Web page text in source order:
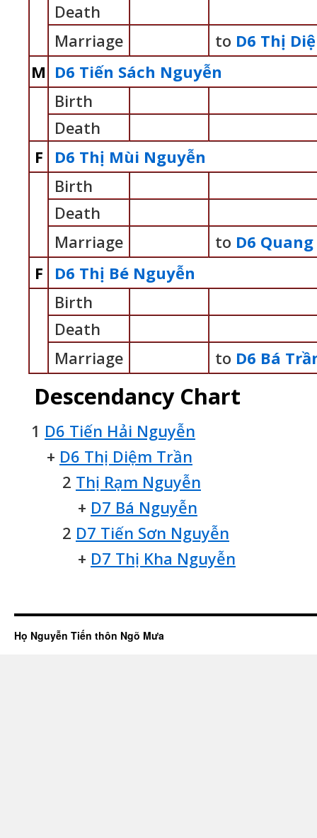
Death
Marriage
to D6 Thị
M D6 Tiến Sách Nguyễn
Birth
Death
F
D6 Thị Mùi Nguyễn
Birth
Death
Marriage
to D6
F
D6 Thị Bé Nguyễn
Birth
Death
Marriage
to D6 Bá
Descendancy Chart
1 D6 Tiến Hải Nguyễn
+ D6 Thị Diệm Trần
2 Thị Rạm Nguyễn
+ D7 Bá Nguyễn
2 D7 Tiến Sơn Nguyễn
+ D7 Thị Kha Nguyễn
Họ Nguyễn Tiến thôn Ngõ Mưa